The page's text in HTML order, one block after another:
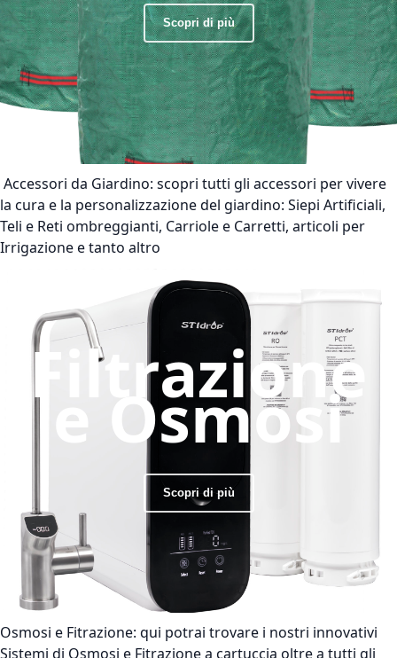
Scopri di più
Accessori da Giardino: scopri tutti gli accessori per vivere
la cura e la personalizzazione del giardino: Siepi Artificiali,
Teli e Reti ombreggianti, Carriole e Carretti, articoli per
Irrigazione e tanto altro
Filtrazione
e Osmosi
Scopri di più
Osmosi e Fitrazione: qui potrai trovare i nostri innovativi
Sistemi di Osmosi e Fitrazione a cartuccia oltre a tutti gli